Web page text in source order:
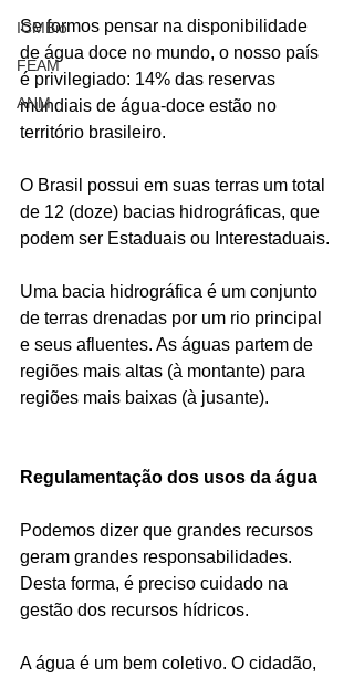
ICMBio
FEAM
ANM
Se formos pensar na disponibilidade
de água doce no mundo, o nosso país
é privilegiado: 14% das reservas
mundiais de água-doce estão no
território brasileiro.
O Brasil possui em suas terras um total
de 12 (doze) bacias hidrográficas, que
podem ser Estaduais ou Interestaduais.
Uma bacia hidrográfica é um conjunto
de terras drenadas por um rio principal
e seus afluentes. As águas partem de
regiões mais altas (à montante) para
regiões mais baixas (à jusante).
Regulamentação dos usos da água
Podemos dizer que grandes recursos
geram grandes responsabilidades.
Desta forma, é preciso cuidado na
gestão dos recursos hídricos.
A água é um bem coletivo. O cidadão,